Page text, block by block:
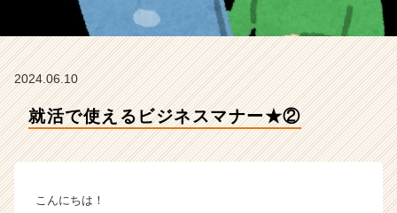
グ・
エ
タ
2024.06.10
就活で使えるビジネスマナー★②
こんにちは！